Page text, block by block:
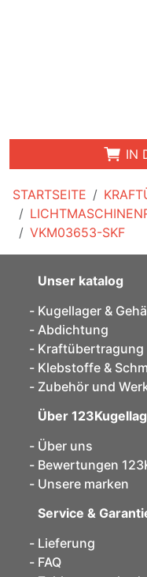
STARTSEITE
VKM03653-SKF
IN
Unser katalog
Kugellager &
Abdichtung
Kraftübertragung
Klebstoffe &
Zubehör und
Über
Über uns
Bewertungen
Unsere marken
Service &
Lieferung
FAQ